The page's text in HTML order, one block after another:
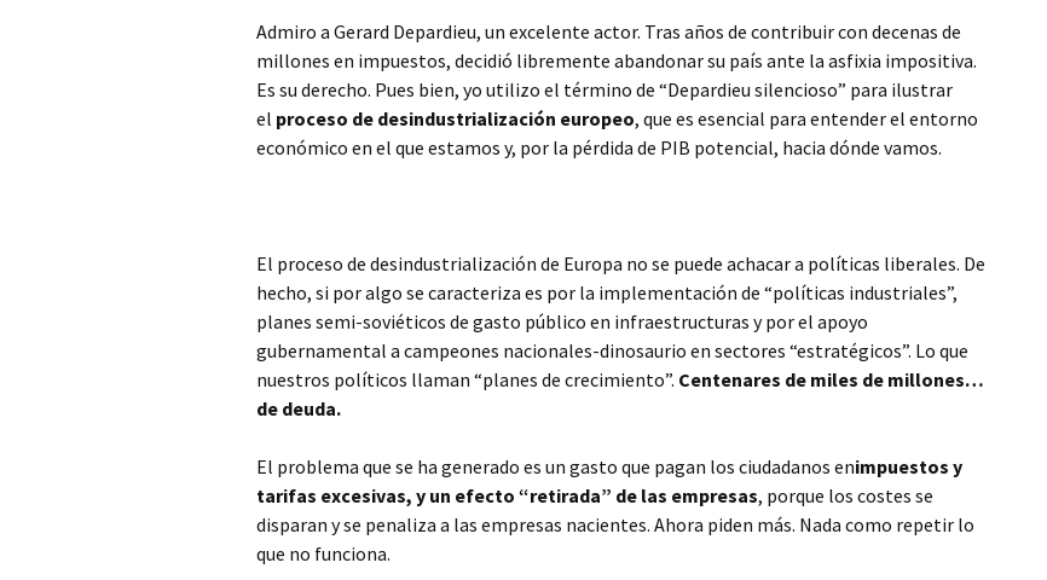
Admiro a Gerard Depardieu, un excelente actor. Tras años de contribuir con decenas de
millones en impuestos, decidió libremente abandonar su país ante la asfixia impositiva.
Es su derecho. Pues bien, yo utilizo el término de “Depardieu silencioso” para ilustrar
el proceso de desindustrialización europeo, que es esencial para entender el entorno
económico en el que estamos y, por la pérdida de PIB potencial, hacia dónde vamos.
El proceso de desindustrialización de Europa no se puede achacar a políticas liberales. De
hecho, si por algo se caracteriza es por la implementación de “políticas industriales”,
planes semi-soviéticos de gasto público en infraestructuras y por el apoyo
gubernamental a campeones nacionales-dinosaurio en sectores “estratégicos”. Lo que
nuestros políticos llaman “planes de crecimiento”. Centenares de miles de millones…
de deuda.
El problema que se ha generado es un gasto que pagan los ciudadanos enimpuestos y
tarifas excesivas, y un efecto “retirada” de las empresas, porque los costes se
disparan y se penaliza a las empresas nacientes. Ahora piden más. Nada como repetir lo
que no funciona.